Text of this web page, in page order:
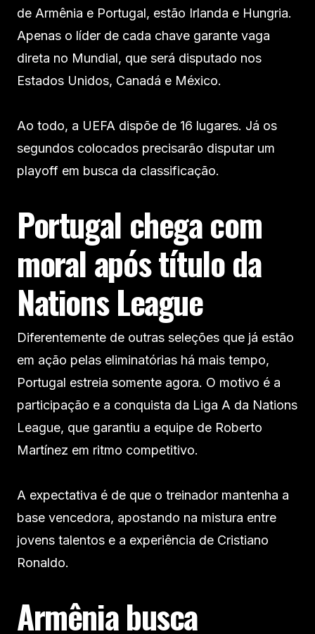
de Armênia e Portugal, estão Irlanda e Hungria.
Apenas o líder de cada chave garante vaga
direta no Mundial, que será disputado nos
Estados Unidos, Canadá e México.
Ao todo, a UEFA dispõe de 16 lugares. Já os
segundos colocados precisarão disputar um
playoff em busca da classificação.
Portugal chega com
moral após título da
Nations League
Diferentemente de outras seleções que já estão
em ação pelas eliminatórias há mais tempo,
Portugal estreia somente agora. O motivo é a
participação e a conquista da Liga A da Nations
League, que garantiu a equipe de Roberto
Martínez em ritmo competitivo.
A expectativa é de que o treinador mantenha a
base vencedora, apostando na mistura entre
jovens talentos e a experiência de Cristiano
Ronaldo.
Armênia busca